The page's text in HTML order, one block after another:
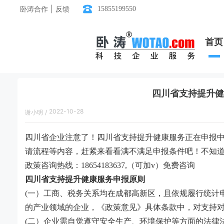
卧涛合作 | 反馈 15855199550
首页
四川省支持提升
谢小明 / 2022-10-28
四川省企业注意了！四川省支持提升健康服务正在申报
请流程等内容，赶紧来看看满不满足申报条件吧！不知
政策咨询热线：18654183637,（可加v）免费咨询
四川省支持提升健康服务申报原则
(一）工商、税务关系均在成都高新区，且依规履行统
的产业领域的企业，《政策意见》具体条款中，对支持
(二）企业需自觉遵守安全生产、环境保护等方面的法